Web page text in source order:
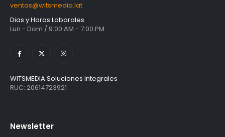
ventas@witsmedia.lat
Dias y Horas Laborales
Lun - Dom / 9:00 AM - 7:00 PM
WITSMEDIA Soluciones Integrales
RUC: 20614723921
Newsletter